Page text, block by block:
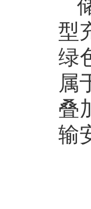
型
绿
属
叠
输